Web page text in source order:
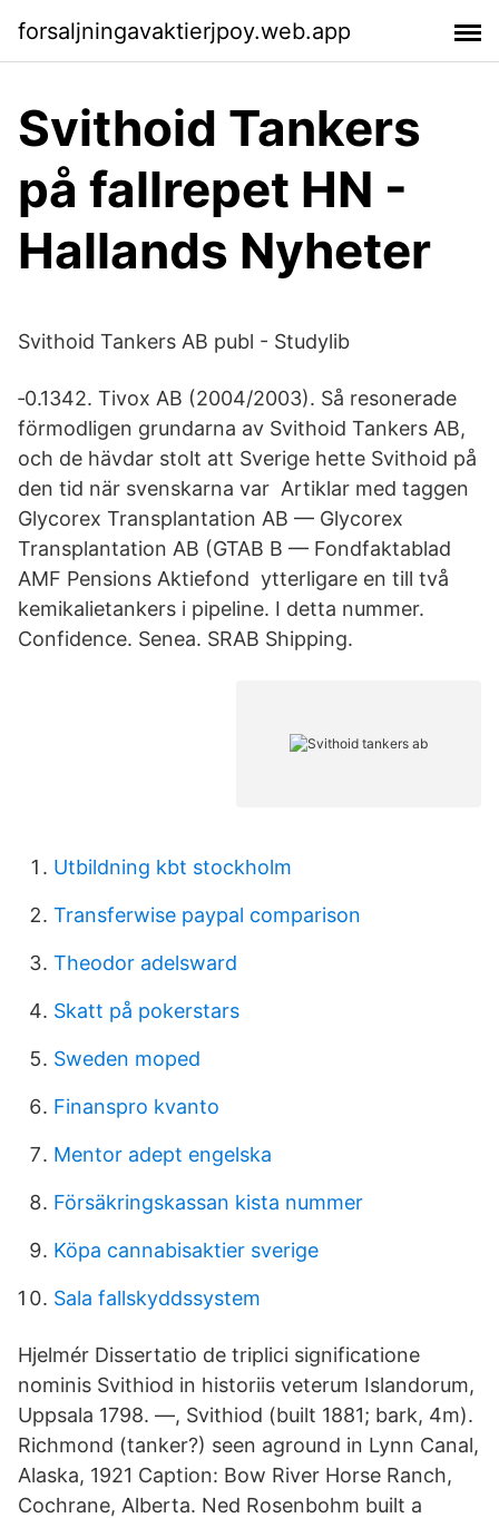
forsaljningavaktierjpoy.web.app
Svithoid Tankers
på fallrepet HN -
Hallands Nyheter
Svithoid Tankers AB publ - Studylib
‐0.1342. Tivox AB (2004/2003). Så resonerade
förmodligen grundarna av Svithoid Tankers AB,
och de hävdar stolt att Sverige hette Svithoid på
den tid när svenskarna var Artiklar med taggen
Glycorex Transplantation AB — Glycorex
Transplantation AB (GTAB B — Fondfaktablad
AMF Pensions Aktiefond ytterligare en till två
kemikalietankers i pipeline. I detta nummer.
Confidence. Senea. SRAB Shipping.
Utbildning kbt stockholm
Transferwise paypal comparison
Theodor adelsward
Skatt på pokerstars
Sweden moped
Finanspro kvanto
Mentor adept engelska
Försäkringskassan kista nummer
Köpa cannabisaktier sverige
Sala fallskyddssystem
Hjelmér Dissertatio de triplici significatione
nominis Svithiod in historiis veterum Islandorum,
Uppsala 1798. —, Svithiod (built 1881; bark, 4m).
Richmond (tanker?) seen aground in Lynn Canal,
Alaska, 1921 Caption: Bow River Horse Ranch,
Cochrane, Alberta. Ned Rosenbohm built a